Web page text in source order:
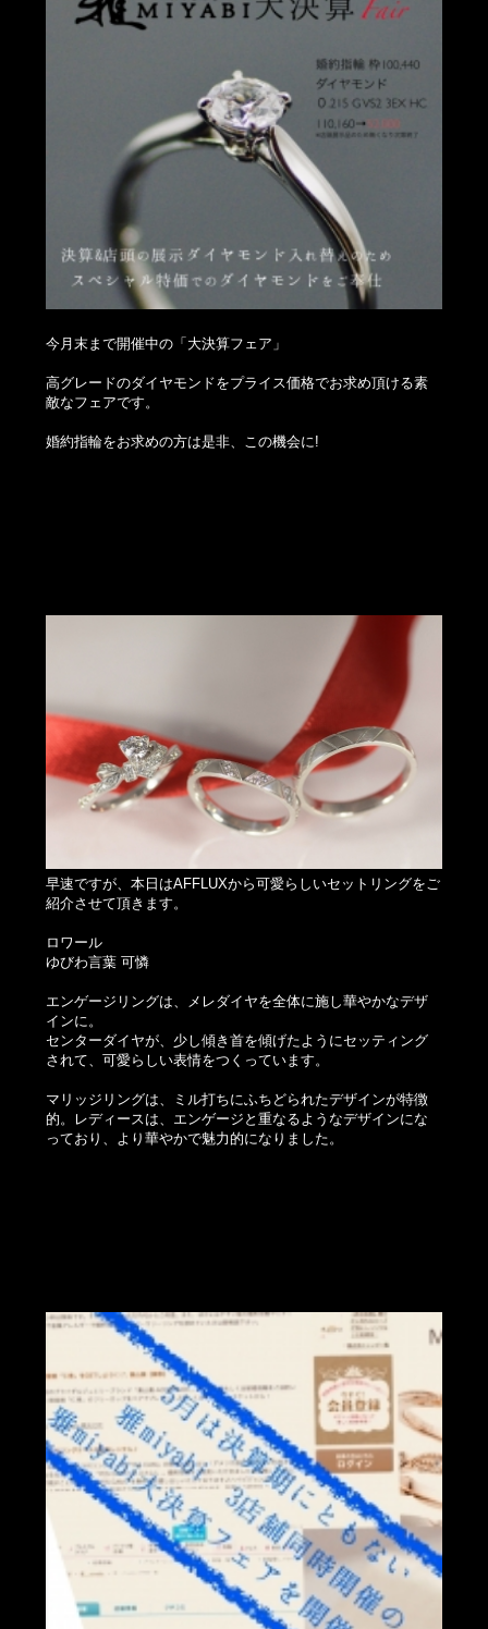
今月末まで開催中の「大決算フェア」
高グレードのダイヤモンドをプライス価格でお求め頂ける素
敵なフェアです。
婚約指輪をお求めの方は是非、この機会に!
早速ですが、本日はAFFLUXから可愛らしいセットリングをご
紹介させて頂きます。
ロワール
ゆびわ言葉 可憐
エンゲージリングは、メレダイヤを全体に施し華やかなデザ
インに。
センターダイヤが、少し傾き首を傾げたようにセッティング
されて、可愛らしい表情をつくっています。
マリッジリングは、ミル打ちにふちどられたデザインが特徴
的。レディースは、エンゲージと重なるようなデザインにな
っており、より華やかで魅力的になりました。